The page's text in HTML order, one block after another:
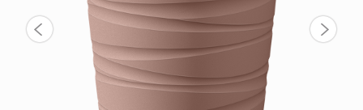
ГОРШКИ И КАШПО
ГРУНТЫ И УДОБРЕНИЯ
ПРЕДМЕТЫ ИНТЕРЬЕРА